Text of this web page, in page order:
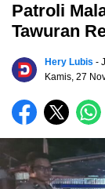
Patroli
Tawuran
Hery Lubis -
Kamis, 27